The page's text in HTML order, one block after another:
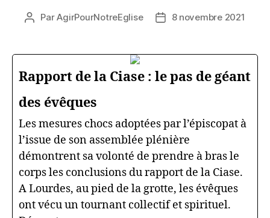
Auteur
ParAgirPourNotreEglise
Date8 novembre 2021
Rapport de la Ciase : le pas de géant
des évêques
Les mesures chocs adoptées par l’épiscopat à
l’issue de son assemblée plénière
démontrent sa volonté de prendre à bras le
corps les conclusions du rapport de la Ciase.
A Lourdes, au pied de la grotte, les évêques
ont vécu un tournant collectif et spirituel.